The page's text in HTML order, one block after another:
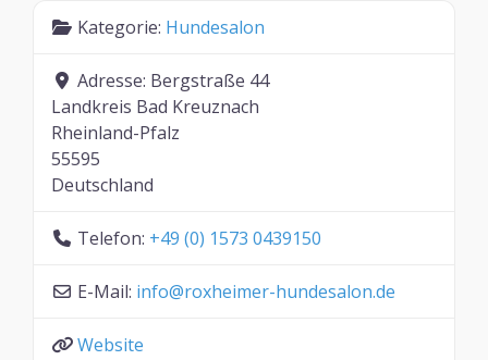
Kategorie: Hundesalon
Adresse: Bergstraße 44
Landkreis Bad Kreuznach
Rheinland-Pfalz
55595
Deutschland
Telefon: +49 (0) 1573 0439150
E-Mail: info@roxheimer-hundesalon.de
Website